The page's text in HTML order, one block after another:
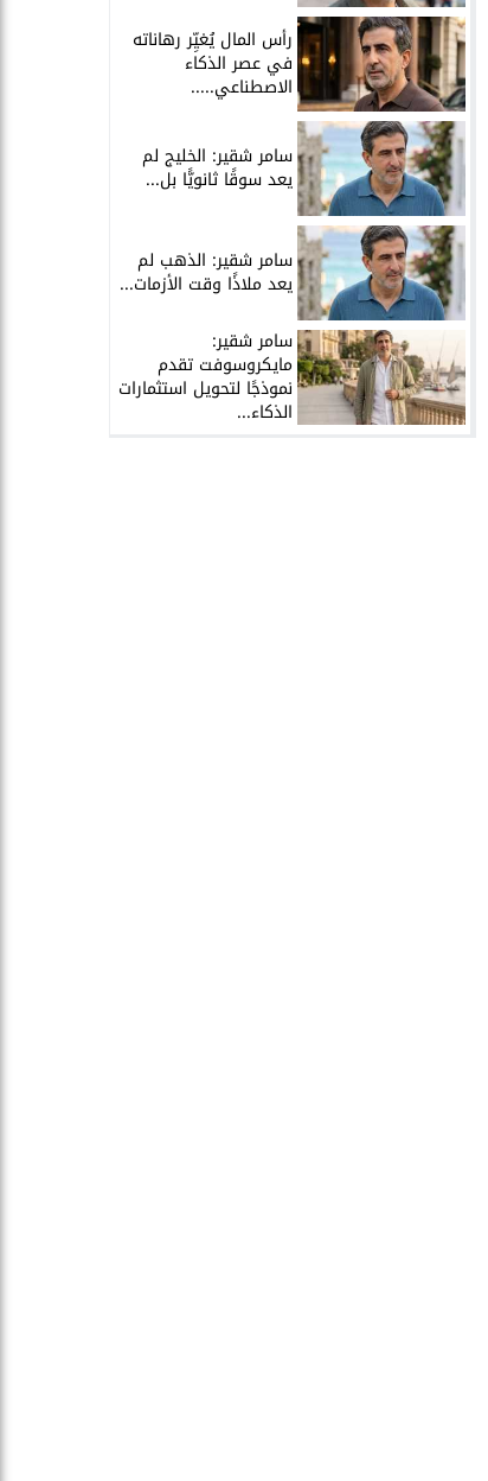
رأس المال يُغيِّر رهاناته
في عصر الذكاء
الاصطناعي.....
سامر شقير: الخليج لم
يعد سوقًا ثانويًّا بل...
سامر شقير: الذهب لم
يعد ملاذًا وقت الأزمات...
سامر شقير:
مايكروسوفت تقدم
نموذجًا لتحويل استثمارات
الذكاء...